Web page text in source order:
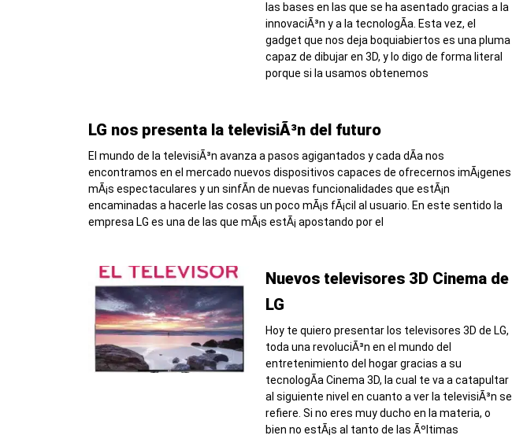
las bases en las que se ha asentado gracias a la
innovaciÃ³n y a la tecnologÃ­a. Esta vez, el
gadget que nos deja boquiabiertos es una pluma
capaz de dibujar en 3D, y lo digo de forma literal
porque si la usamos obtenemos
LG nos presenta la televisiÃ³n del futuro
El mundo de la televisiÃ³n avanza a pasos agigantados y cada dÃ­a nos
encontramos en el mercado nuevos dispositivos capaces de ofrecernos imÃ¡genes
mÃ¡s espectaculares y un sinfÃ­n de nuevas funcionalidades que estÃ¡n
encaminadas a hacerle las cosas un poco mÃ¡s fÃ¡cil al usuario. En este sentido la
empresa LG es una de las que mÃ¡s estÃ¡ apostando por el
Nuevos televisores 3D Cinema de
LG
Hoy te quiero presentar los televisores 3D de LG,
toda una revoluciÃ³n en el mundo del
entretenimiento del hogar gracias a su
tecnologÃ­a Cinema 3D, la cual te va a catapultar
al siguiente nivel en cuanto a ver la televisiÃ³n se
refiere. Si no eres muy ducho en la materia, o
bien no estÃ¡s al tanto de las Ãºltimas